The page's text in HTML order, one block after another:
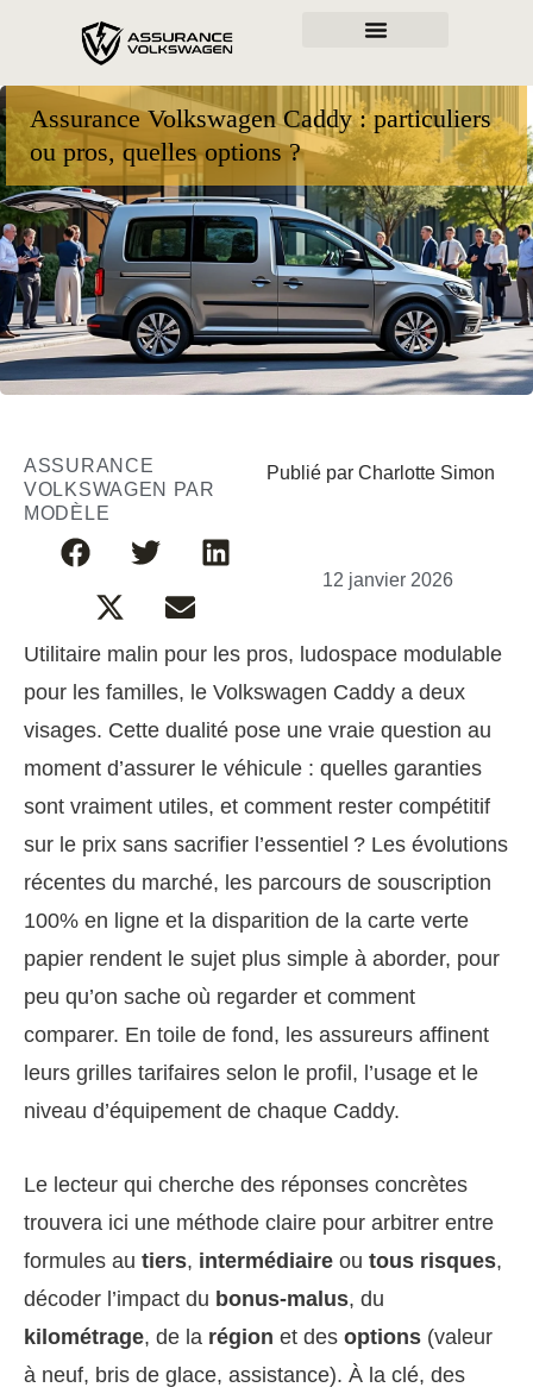
Assurance Volkswagen Caddy : particuliers
ou pros, quelles options ?
ASSURANCE
VOLKSWAGEN PAR
MODÈLE
Publié par Charlotte Simon
12 janvier 2026
Utilitaire malin pour les pros, ludospace modulable
pour les familles, le Volkswagen Caddy a deux
visages. Cette dualité pose une vraie question au
moment d’assurer le véhicule : quelles garanties
sont vraiment utiles, et comment rester compétitif
sur le prix sans sacrifier l’essentiel ? Les évolutions
récentes du marché, les parcours de souscription
100% en ligne et la disparition de la carte verte
papier rendent le sujet plus simple à aborder, pour
peu qu’on sache où regarder et comment
comparer. En toile de fond, les assureurs affinent
leurs grilles tarifaires selon le profil, l’usage et le
niveau d’équipement de chaque Caddy.
Le lecteur qui cherche des réponses concrètes
trouvera ici une méthode claire pour arbitrer entre
formules au tiers, intermédiaire ou tous risques,
décoder l’impact du bonus-malus, du
kilométrage, de la région et des options (valeur
à neuf, bris de glace, assistance). À la clé, des